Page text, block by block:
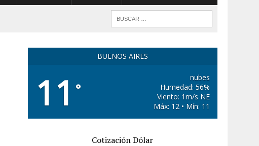
BUENOS AIRES
11 °
nubes
Humedad: 56%
Viento: 1m/s NE
Máx: 12 • Mín: 11
Cotización Dólar